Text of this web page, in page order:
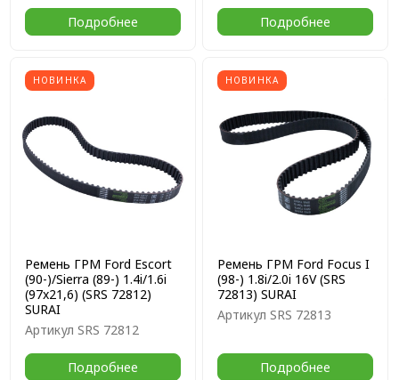
Подробнее Подробнее
НОВИНКА
Ремень ГРМ Ford Escort
(90-)/Sierra (89-) 1.4i/1.6i
(97x21,6) (SRS 72812)
SURAI
Артикул SRS 72812
Подробнее
НОВИНКА
Ремень ГРМ Ford Focus I
(98-) 1.8i/2.0i 16V (SRS
72813) SURAI
Артикул SRS 72813
Подробнее